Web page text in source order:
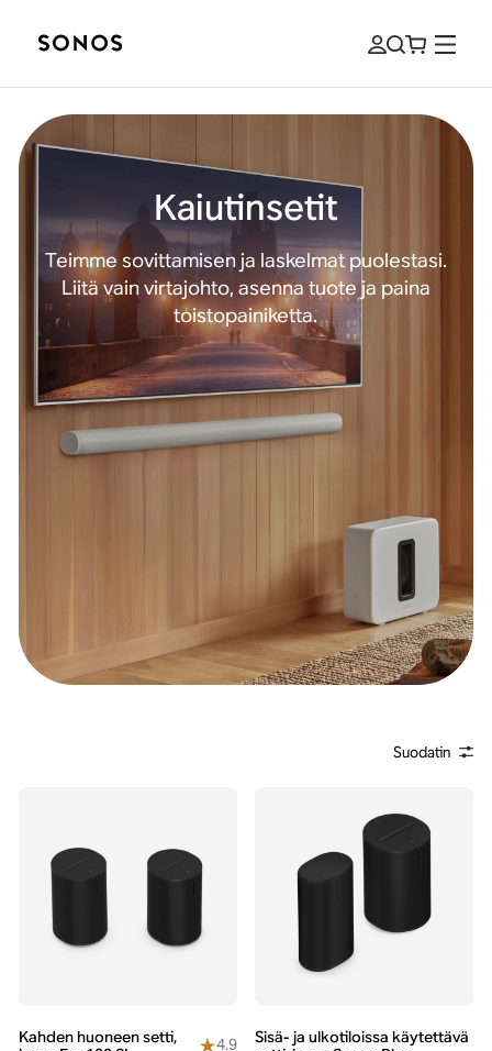
Kaiutinsetit
Teimme sovittamisen ja laskelmat puolestasi.
Liitä vain virtajohto, asenna tuote ja paina
toistopainiketta.
Suodatin
Kahden huoneen setti,
4.9
Sisä- ja ulkotiloissa käytettävä